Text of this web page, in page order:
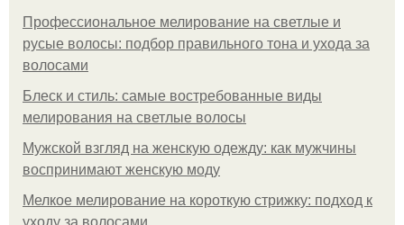
Профессиональное мелирование на светлые и
русые волосы: подбор правильного тона и ухода за
волосами
Блеск и стиль: самые востребованные виды
мелирования на светлые волосы
Мужской взгляд на женскую одежду: как мужчины
воспринимают женскую моду
Мелкое мелирование на короткую стрижку: подход к
уходу за волосами